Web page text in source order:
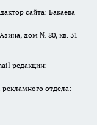
сайта: Бакаева
дом № 80, кв. 31
редакции:
отдела: